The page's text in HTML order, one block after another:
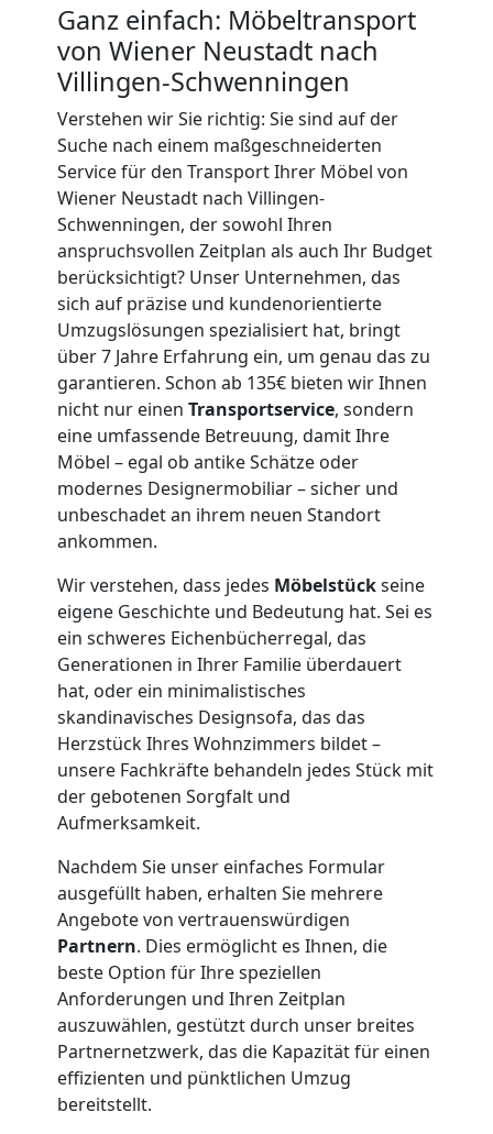
Ganz einfach: Möbeltransport
von Wiener Neustadt nach
Villingen-Schwenningen
Verstehen wir Sie richtig: Sie sind auf der
Suche nach einem maßgeschneiderten
Service für den Transport Ihrer Möbel von
Wiener Neustadt nach Villingen-
Schwenningen, der sowohl Ihren
anspruchsvollen Zeitplan als auch Ihr Budget
berücksichtigt? Unser Unternehmen, das
sich auf präzise und kundenorientierte
Umzugslösungen spezialisiert hat, bringt
über 7 Jahre Erfahrung ein, um genau das zu
garantieren. Schon ab 135€ bieten wir Ihnen
nicht nur einen Transportservice, sondern
eine umfassende Betreuung, damit Ihre
Möbel – egal ob antike Schätze oder
modernes Designermobiliar – sicher und
unbeschadet an ihrem neuen Standort
ankommen.
Wir verstehen, dass jedes Möbelstückseine
eigene Geschichte und Bedeutung hat. Sei es
ein schweres Eichenbücherregal, das
Generationen in Ihrer Familie überdauert
hat, oder ein minimalistisches
skandinavisches Designsofa, das das
Herzstück Ihres Wohnzimmers bildet –
unsere Fachkräfte behandeln jedes Stück mit
der gebotenen Sorgfalt und
Aufmerksamkeit.
Nachdem Sie unser einfaches Formular
ausgefüllt haben, erhalten Sie mehrere
Angebote von vertrauenswürdigen
Partnern. Dies ermöglicht es Ihnen, die
beste Option für Ihre speziellen
Anforderungen und Ihren Zeitplan
auszuwählen, gestützt durch unser breites
Partnernetzwerk, das die Kapazität für einen
effizienten und pünktlichen Umzug
bereitstellt.
Mann
LKW
Wiener
Neustadt
Kunsttransport
Wiener
Neustadt
Umzug
Wiener
Neustadt
Mann
LKW
Möbellift
Wiener